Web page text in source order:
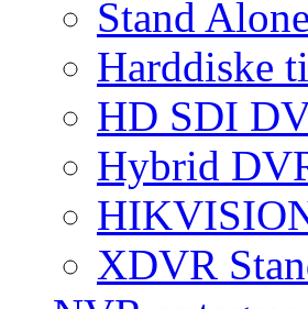
Stand
Harddiske
HD SDI
Hybrid
XDVR